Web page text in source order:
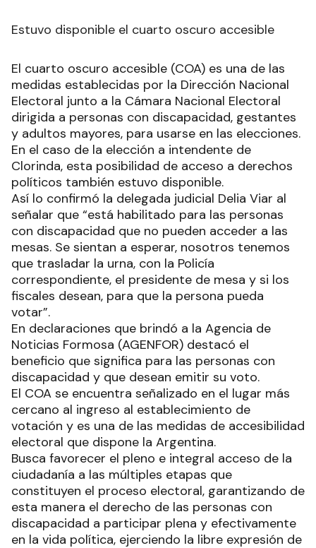
Estuvo disponible el cuarto oscuro accesible
El cuarto oscuro accesible (COA) es una de las
medidas establecidas por la Dirección Nacional
Electoral junto a la Cámara Nacional Electoral
dirigida a personas con discapacidad, gestantes
y adultos mayores, para usarse en las elecciones.
En el caso de la elección a intendente de
Clorinda, esta posibilidad de acceso a derechos
políticos también estuvo disponible.
Así lo confirmó la delegada judicial Delia Viar al
señalar que “está habilitado para las personas
con discapacidad que no pueden acceder a las
mesas. Se sientan a esperar, nosotros tenemos
que trasladar la urna, con la Policía
correspondiente, el presidente de mesa y si los
fiscales desean, para que la persona pueda
votar”.
En declaraciones que brindó a la Agencia de
Noticias Formosa (AGENFOR) destacó el
beneficio que significa para las personas con
discapacidad y que desean emitir su voto.
El COA se encuentra señalizado en el lugar más
cercano al ingreso al establecimiento de
votación y es una de las medidas de accesibilidad
electoral que dispone la Argentina.
Busca favorecer el pleno e integral acceso de la
ciudadanía a las múltiples etapas que
constituyen el proceso electoral, garantizando de
esta manera el derecho de las personas con
discapacidad a participar plena y efectivamente
en la vida política, ejerciendo la libre expresión de